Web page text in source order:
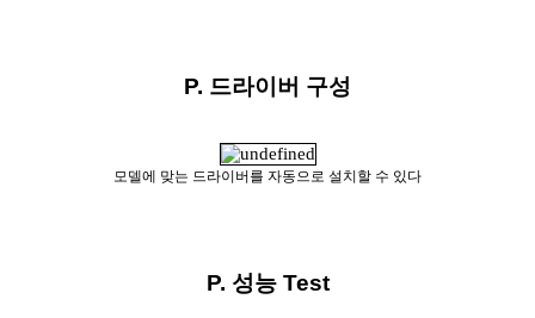
P. 드라이버 구성
모델에 맞는 드라이버를 자동으로 설치할 수 있다
P. 성능 Test